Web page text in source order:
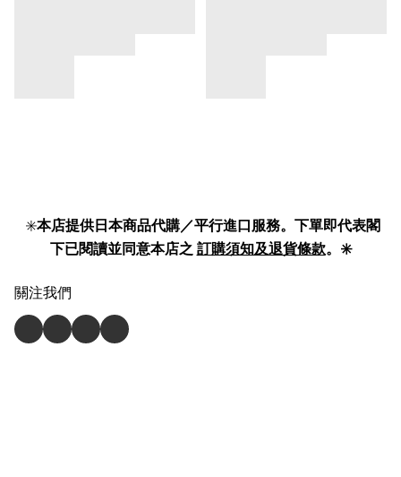
✳️本店提供日本商品代購／平行進口服務。下單即代表閣
下已閱讀並同意本店之 訂購須知及退貨條款。✳️
關注我們